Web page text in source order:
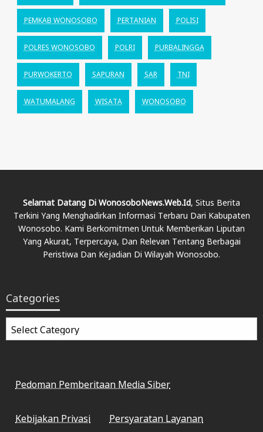
PEMKAB WONOSOBO PERTANIAN POLISI
POLRES WONOSOBO POLRI PURBALINGGA
PURWOKERTO SAPURAN SAR TNI
WATUMALANG WISATA WONOSOBO
Selamat Datang Di WonosoboNews.web.id, Situs Berita
Terkini Yang Menghadirkan Informasi Terbaru Dari Kabupaten
Wonosobo. Kami Berkomitmen Untuk Memberikan Liputan
Yang Akurat, Terpercaya, Dan Relevan Tentang Berbagai
Peristiwa Dan Kejadian Di Wilayah Wonosobo.
Categories
Categories
Pedoman Pemberitaan Media Siber
Kebijakan Privasi Persyaratan Layanan